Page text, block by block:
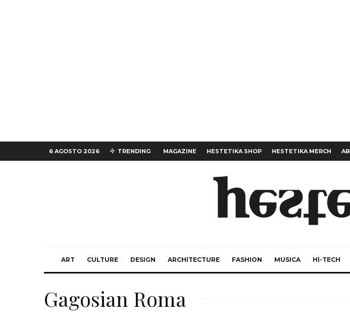
6 AGOSTO 2026 TRENDING MAGAZINE HESTETIKA SHOP HESTETIKA MERCH
ART CULTURE DESIGN ARCHITECTURE FASHION MUSICA HI-TECH
Gagosian Roma